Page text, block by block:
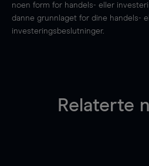
noen form for handels- eller
danne grunnlaget for dine handels-
investeringsbeslutninger.
Relaterte